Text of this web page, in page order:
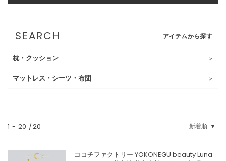
SEARCH アイテムから探す
枕・クッション
マットレス・シーツ・布団
新着順
1 - 20 20
ココチファクトリー YOKONEGU beauty Luna